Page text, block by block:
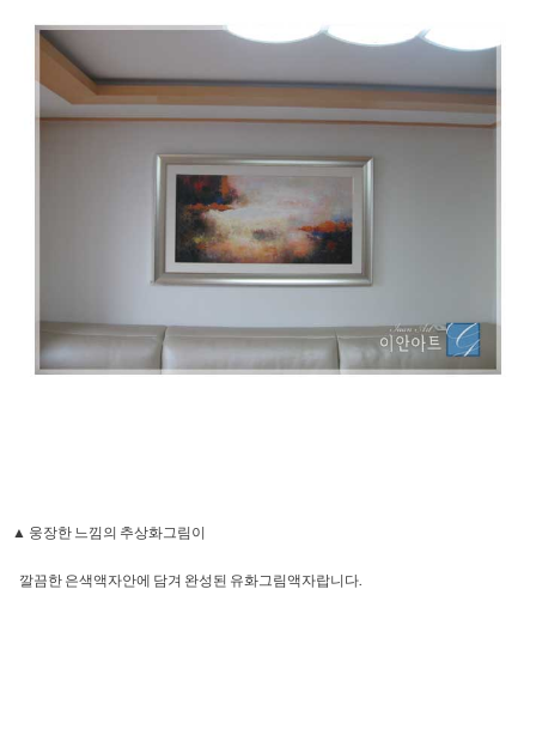
▲ 웅장한 느낌의 추상화그림이
깔끔한 은색액자안에 담겨 완성된 유화그림액자랍니다.